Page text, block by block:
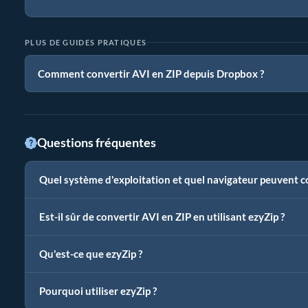
PLUS DE GUIDES PRATIQUES
Comment convertir AVI en ZIP depuis Dropbox ?
Questions fréquentes
Quel système d'exploitation et quel navigateur peuvent
Est-il sûr de convertir AVI en ZIP en utilisant ezyZip ?
Qu'est-ce que ezyZip ?
Pourquoi utiliser ezyZip ?